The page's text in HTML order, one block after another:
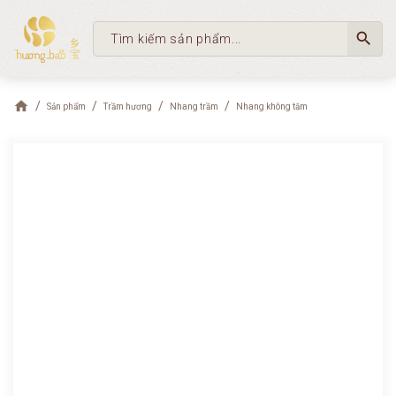
search
Sản phẩm Trầm hương Nhang trầm Nhang không tăm